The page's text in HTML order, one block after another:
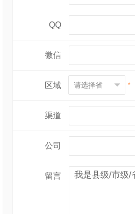
QQ
微信
区域 *
渠道
公司
留言